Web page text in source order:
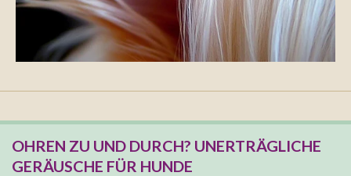
OHREN ZU UND DURCH? UNERTRÄGLICHE
GERÄUSCHE FÜR HUNDE